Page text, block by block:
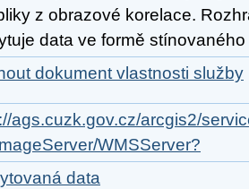
z obrazové korelace.
data ve formě
dokument vlastnosti služby
ags.cuzk.gov.cz/arcgis2/
WMSServer?
data